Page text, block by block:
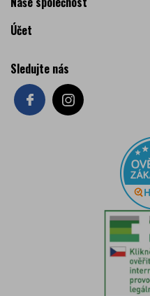
Účet
Sledujte nás